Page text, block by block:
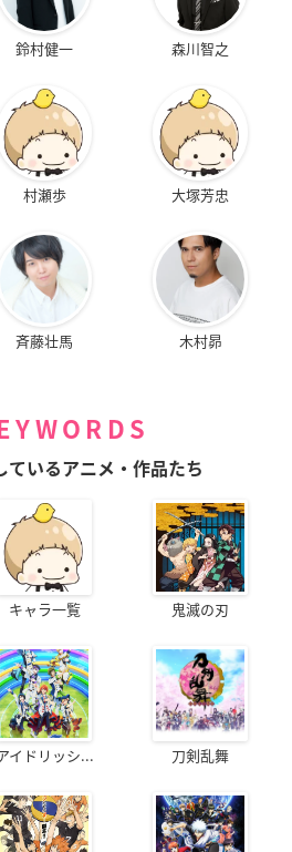
鈴村健一 森川智之
村瀬歩 大塚芳忠
斉藤壮馬 木村昴
ているアニメ・作品たち
キャラ一覧 鬼滅の刃
イドリッシ... 刀剣乱舞